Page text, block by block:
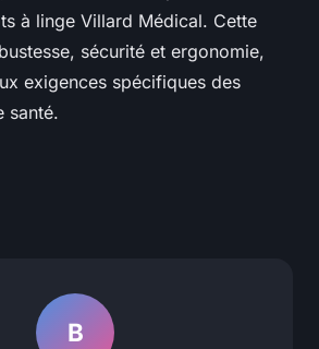
à linge Villard Médical. Cette
sécurité et ergonomie,
exigences spécifiques des
santé.
B